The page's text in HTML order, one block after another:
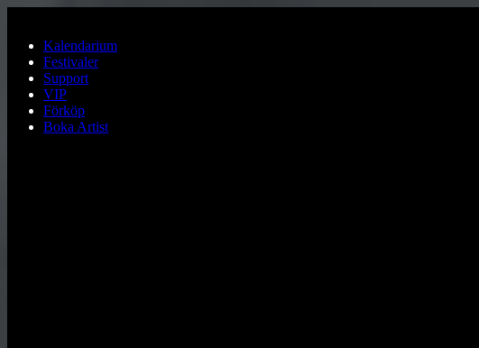
Kalendarium
Festivaler
Support
VIP
Förköp
Boka Artist